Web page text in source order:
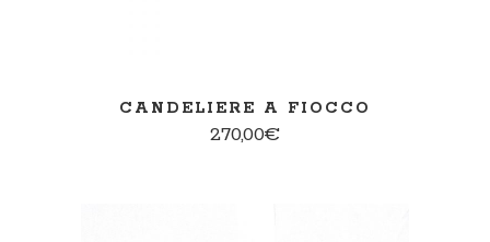
CANDELIERE A FIOCCO
270,00€